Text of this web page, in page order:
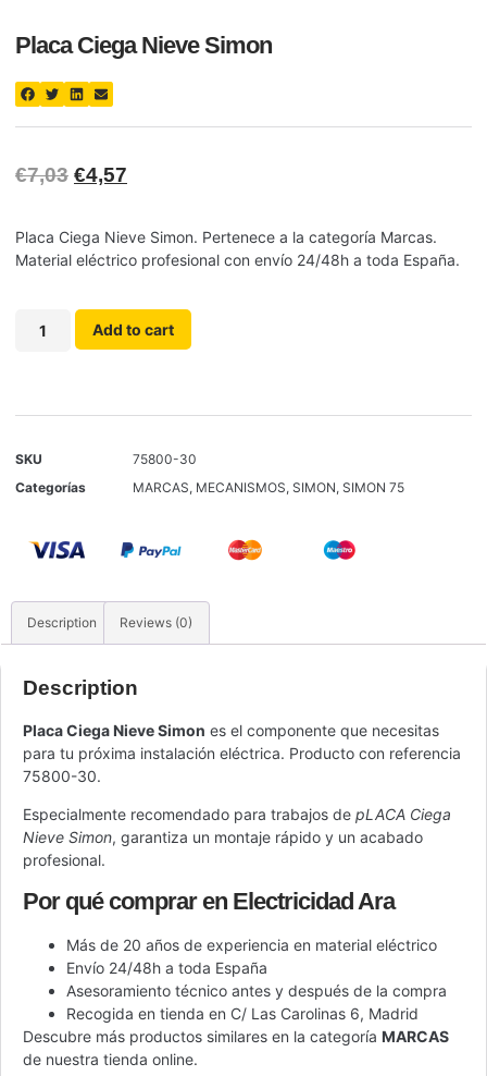
Placa Ciega Nieve Simon
€7,03 €4,57
Placa Ciega Nieve Simon. Pertenece a la categoría Marcas.
Material eléctrico profesional con envío 24/48h a toda España.
Add to cart
SKU
75800-30
Categorías
MARCAS, MECANISMOS, SIMON, SIMON 75
Description Reviews (0)
Description
Placa Ciega Nieve Simon es el componente que necesitas
para tu próxima instalación eléctrica. Producto con referencia
75800-30.
Especialmente recomendado para trabajos de pLACA Ciega
Nieve Simon, garantiza un montaje rápido y un acabado
profesional.
Por qué comprar en Electricidad Ara
Más de 20 años de experiencia en material eléctrico
Envío 24/48h a toda España
Asesoramiento técnico antes y después de la compra
Recogida en tienda en C/ Las Carolinas 6, Madrid
Descubre más productos similares en la categoría MARCAS
de nuestra tienda online.